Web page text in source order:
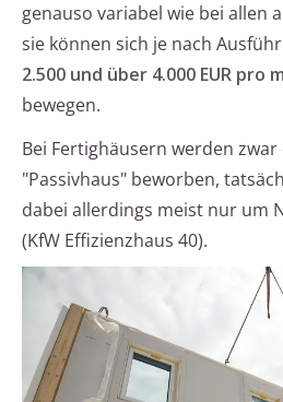
genauso variabel wie bei allen
sie können sich je nach
2.500 und über 4.000 EUR pro
bewegen.
Bei Fertighäusern werden
"Passivhaus" beworben,
dabei allerdings meist nur um
(KfW Effizienzhaus 40).